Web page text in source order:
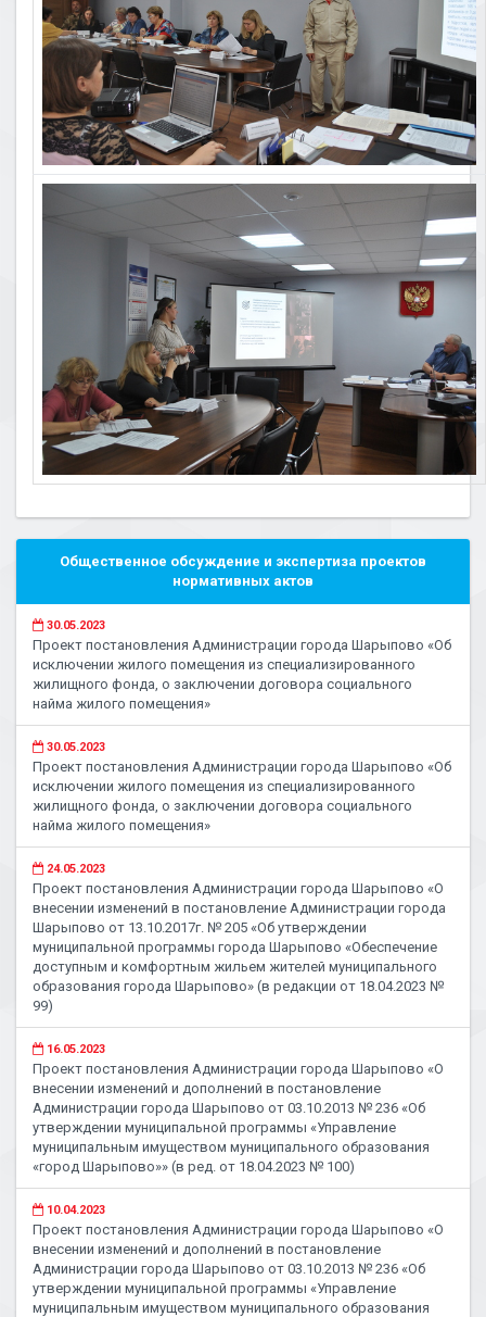
Общественное обсуждение и экспертиза проектов
нормативных актов
30.05.2023
Проект постановления Администрации города Шарыпово «Об
исключении жилого помещения из специализированного
жилищного фонда, о заключении договора социального
найма жилого помещения»
30.05.2023
Проект постановления Администрации города Шарыпово «Об
исключении жилого помещения из специализированного
жилищного фонда, о заключении договора социального
найма жилого помещения»
24.05.2023
Проект постановления Администрации города Шарыпово «О
внесении изменений в постановление Администрации города
Шарыпово от 13.10.2017г. № 205 «Об утверждении
муниципальной программы города Шарыпово «Обеспечение
доступным и комфортным жильем жителей муниципального
образования города Шарыпово» (в редакции от 18.04.2023 №
99)
16.05.2023
Проект постановления Администрации города Шарыпово «О
внесении изменений и дополнений в постановление
Администрации города Шарыпово от 03.10.2013 № 236 «Об
утверждении муниципальной программы «Управление
муниципальным имуществом муниципального образования
«город Шарыпово»» (в ред. от 18.04.2023 № 100)
10.04.2023
Проект постановления Администрации города Шарыпово «О
внесении изменений и дополнений в постановление
Администрации города Шарыпово от 03.10.2013 № 236 «Об
утверждении муниципальной программы «Управление
муниципальным имуществом муниципального образования